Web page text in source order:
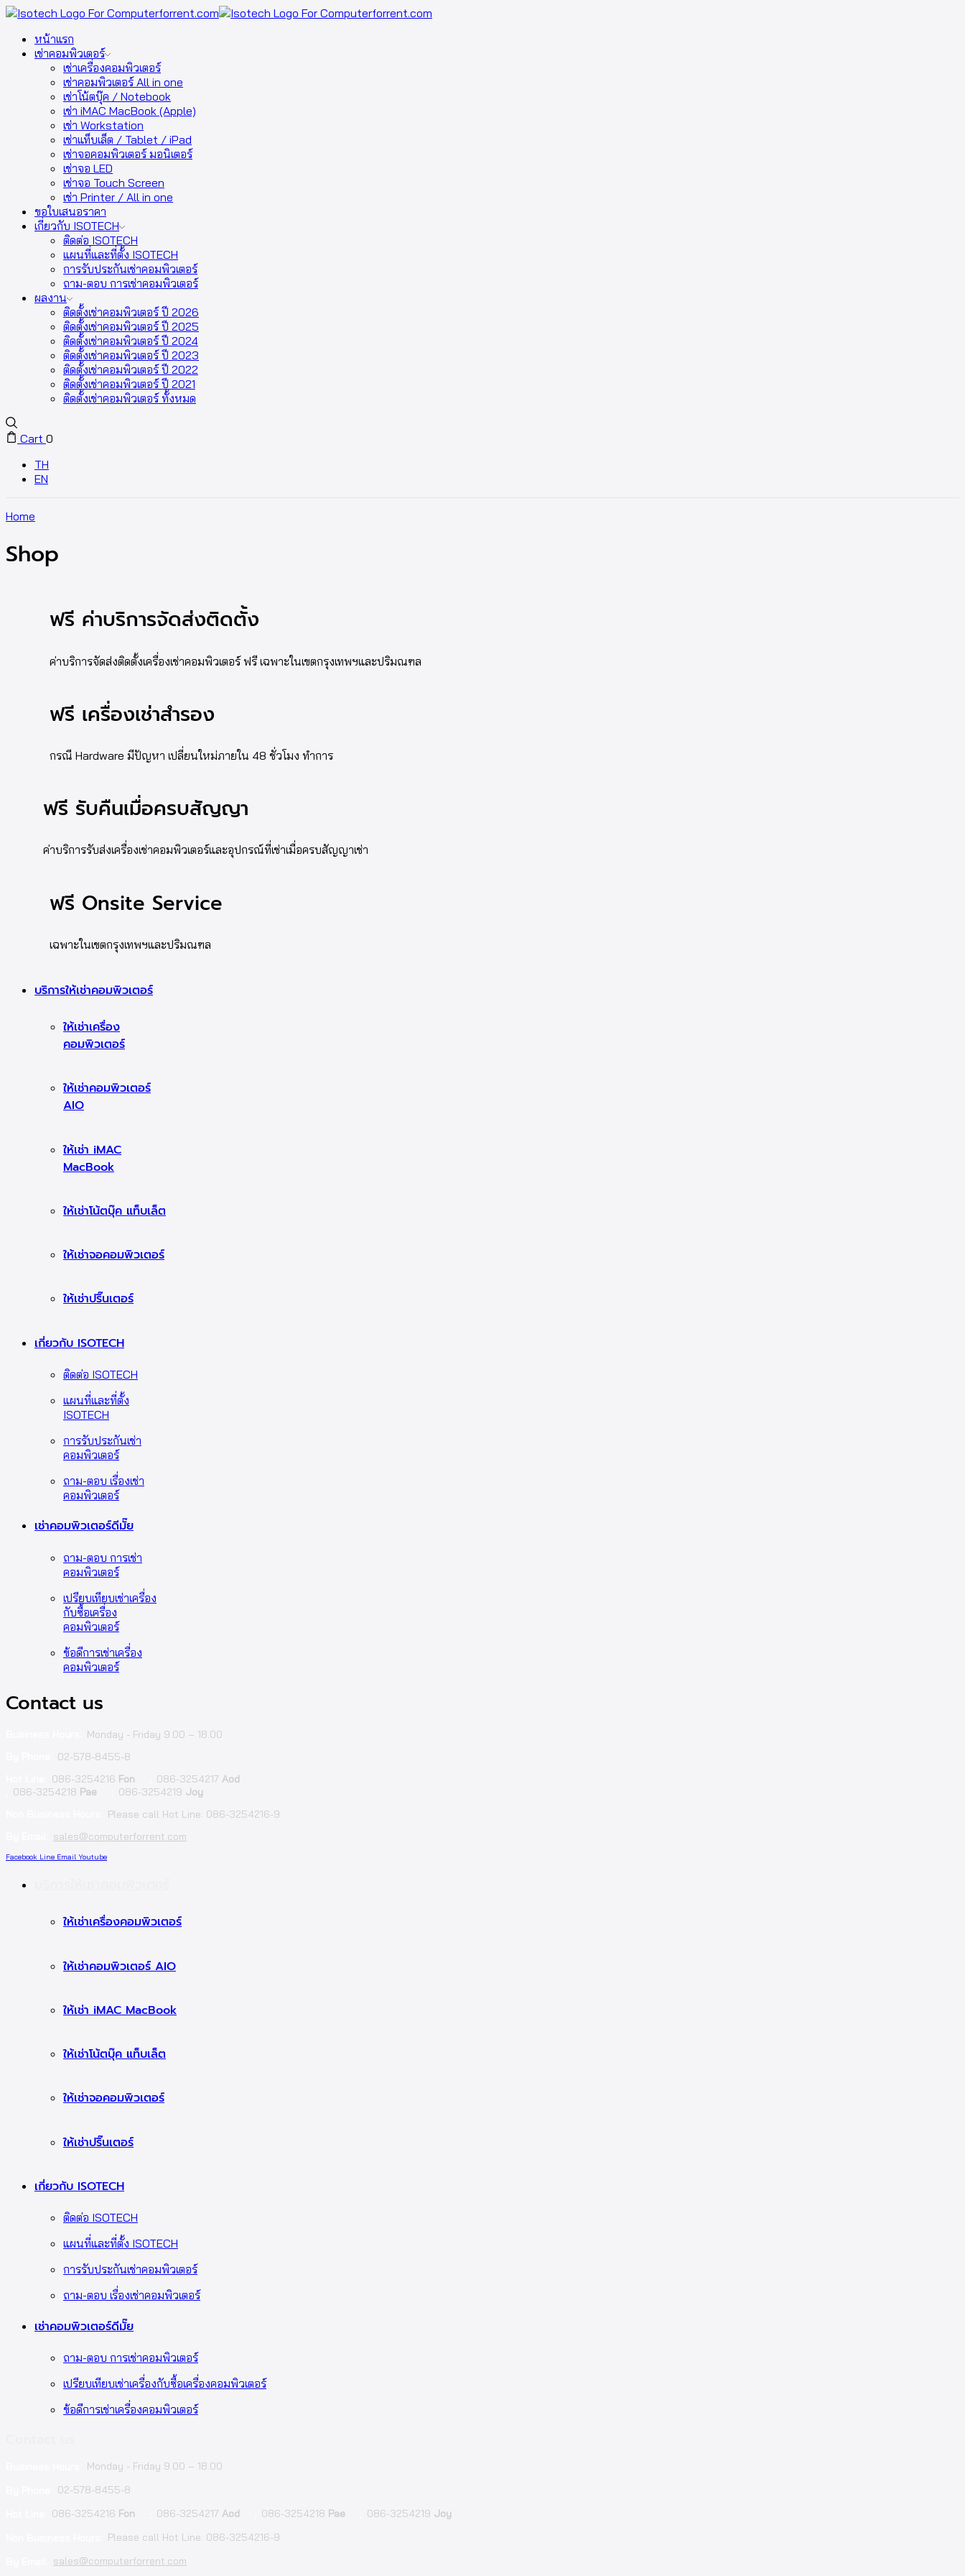
หน้าแรก
เช่าคอมพิวเตอร์
เช่าเครื่องคอมพิวเตอร์
เช่าคอมพิวเตอร์ All in one
เช่าโน้ตบุ๊ค / Notebook
เช่า iMAC MacBook (Apple)
เช่า Workstation
เช่าแท็บเล็ต / Tablet / iPad
เช่าจอคอมพิวเตอร์ มอนิเตอร์
เช่าจอ LED
เช่าจอ Touch Screen
เช่า Printer / All in one
ขอใบเสนอราคา
เกี่ยวกับ ISOTECH
ติดต่อ ISOTECH
แผนที่และที่ตั้ง ISOTECH
การรับประกันเช่าคอมพิวเตอร์
ถาม-ตอบ การเช่าคอมพิวเตอร์
ผลงาน
ติดตั้งเช่าคอมพิวเตอร์ ปี 2026
ติดตั้งเช่าคอมพิวเตอร์ ปี 2025
ติดตั้งเช่าคอมพิวเตอร์ ปี 2024
ติดตั้งเช่าคอมพิวเตอร์ ปี 2023
ติดตั้งเช่าคอมพิวเตอร์ ปี 2022
ติดตั้งเช่าคอมพิวเตอร์ ปี 2021
ติดตั้งเช่าคอมพิวเตอร์ ทั้งหมด
Cart 0
TH
EN
Home
Shop
ฟรี ค่าบริการจัดส่งติดตั้ง
ค่าบริการจัดส่งติดตั้งเครื่องเช่าคอมพิวเตอร์ ฟรี เฉพาะในเขตกรุงเทพฯและปริมณฑล
ฟรี เครื่องเช่าสำรอง
กรณี Hardware มีปัญหา เปลี่ยนใหม่ภายใน 48 ชั่วโมง ทำการ
ฟรี รับคืนเมื่อครบสัญญา
ค่าบริการรับส่งเครื่องเช่าคอมพิวเตอร์และอุปกรณ์ที่เช่าเมื่อครบสัญญาเช่า
ฟรี Onsite Service
เฉพาะในเขตกรุงเทพฯและปริมณฑล
บริการให้เช่าคอมพิวเตอร์
ให้เช่าเครื่อง
คอมพิวเตอร์
ให้เช่าคอมพิวเตอร์
AIO
ให้เช่า iMAC
MacBook
ให้เช่าโน้ตบุ๊ค แท็บเล็ต
ให้เช่าจอคอมพิวเตอร์
ให้เช่าปริ๊นเตอร์
เกี่ยวกับ ISOTECH
ติดต่อ ISOTECH
แผนที่และที่ตั้ง
ISOTECH
การรับประกันเช่า
คอมพิวเตอร์
ถาม-ตอบ เรื่องเช่า
คอมพิวเตอร์
เช่าคอมพิวเตอร์ดีมั๊ย
ถาม-ตอบ การเช่า
คอมพิวเตอร์
เปรียบเทียบเช่าเครื่อง
กับซื้อเครื่อง
คอมพิวเตอร์
ข้อดีการเช่าเครื่อง
คอมพิวเตอร์
Contact us
Monday - Friday 9.00 – 18.00
02-578-8455-8
086-3254216 Fon 086-3254217 Aod
086-3254218 Pae 086-3254219 Joy
Please call Hot Line: 086-3254216-9
sales@computerforrent.com
Facebook Line Email Youtube
ให้เช่าเครื่องคอมพิวเตอร์
ให้เช่าคอมพิวเตอร์ AIO
ให้เช่า iMAC MacBook
ให้เช่าโน้ตบุ๊ค แท็บเล็ต
ให้เช่าจอคอมพิวเตอร์
ให้เช่าปริ๊นเตอร์
เกี่ยวกับ ISOTECH
ติดต่อ ISOTECH
แผนที่และที่ตั้ง ISOTECH
การรับประกันเช่าคอมพิวเตอร์
ถาม-ตอบ เรื่องเช่าคอมพิวเตอร์
เช่าคอมพิวเตอร์ดีมั๊ย
ถาม-ตอบ การเช่าคอมพิวเตอร์
เปรียบเทียบเช่าเครื่องกับซื้อเครื่องคอมพิวเตอร์
ข้อดีการเช่าเครื่องคอมพิวเตอร์
Monday - Friday 9.00 – 18.00
02-578-8455-8
086-3254216 Fon 086-3254217 Aod 086-3254218 Pae 086-3254219 Joy
Please call Hot Line: 086-3254216-9
sales@computerforrent.com